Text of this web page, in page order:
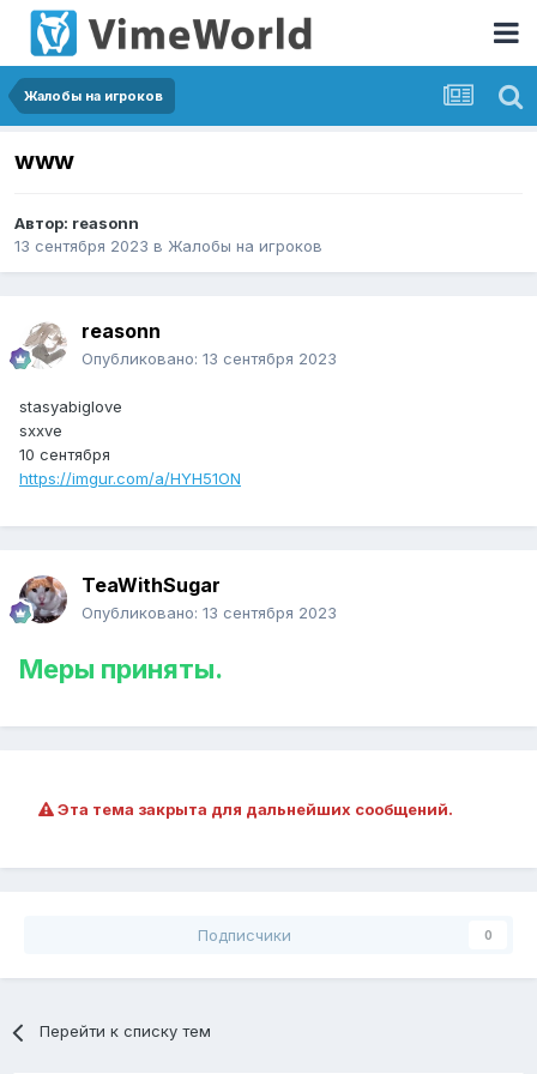
Жалобы на игроков
www
Автор: reasonn
13 сентября 2023 в Жалобы на игроков
reasonn
Опубликовано: 13 сентября 2023
stasyabiglove
sxxve
10 сентября
https://imgur.com/a/HYH51ON
TeaWithSugar
Опубликовано: 13 сентября 2023
Меры приняты.
Эта тема закрыта для дальнейших сообщений.
Подписчики 0
Перейти к списку тем